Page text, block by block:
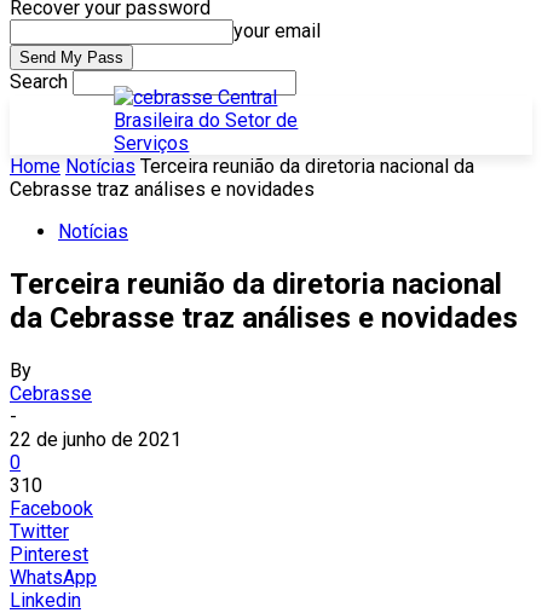
Recover your password
your email
Search
Home Notícias Terceira reunião da diretoria nacional da
Cebrasse traz análises e novidades
Notícias
Terceira reunião da diretoria nacional
da Cebrasse traz análises e novidades
By
Cebrasse
-
22 de junho de 2021
0
310
Facebook
Twitter
Pinterest
WhatsApp
Linkedin